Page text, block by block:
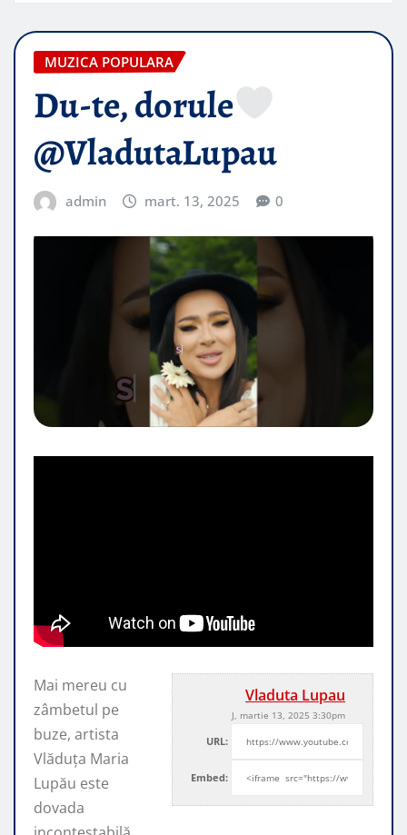
MUZICA POPULARA
Du-te, dorule
@VladutaLupau​
admin mart. 13, 2025 0
Vladuta Lupau
J, martie 13, 2025 3:30pm
URL:
Embed:
Mai mereu cu
zâmbetul pe
buze, artista
Vlăduța Maria
Lupău este
dovada